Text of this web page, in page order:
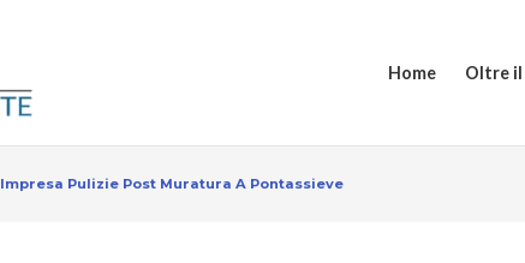
Home Oltre
Impresa Pulizie Post Muratura A Pontassieve